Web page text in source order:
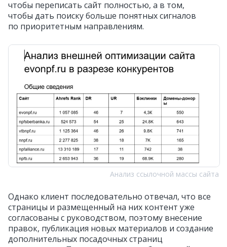
чтобы переписать сайт полностью, а в том,
чтобы дать поиску больше понятных сигналов
по приоритетным направлениям.
Анализ ссылочной массы сайта
Однако клиент последовательно отвечал, что все
страницы и размещенный на них контент уже
согласованы с руководством, поэтому внесение
правок, публикация новых материалов и создание
дополнительных посадочных страниц